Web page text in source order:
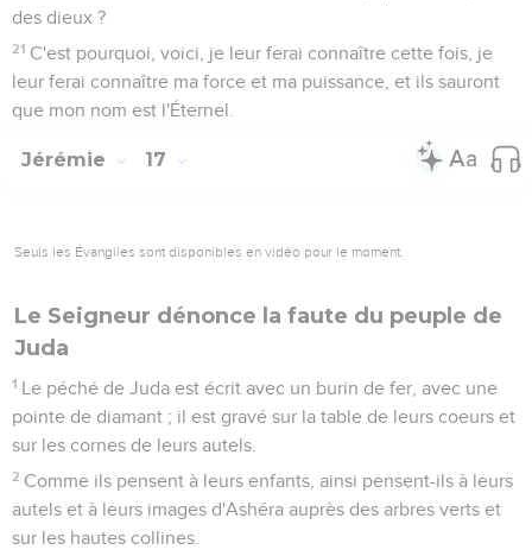
des dieux ?
21 C'est pourquoi, voici, je leur ferai connaître cette fois, je
leur ferai connaître ma force et ma puissance, et ils sauront
que mon nom est l'Éternel.
Jérémie 17
Seuls les Évangiles sont disponibles en vidéo pour le moment.
Le Seigneur dénonce la faute du peuple de
Juda
1 Le péché de Juda est écrit avec un burin de fer, avec une
pointe de diamant ; il est gravé sur la table de leurs coeurs et
sur les cornes de leurs autels.
2 Comme ils pensent à leurs enfants, ainsi pensent-ils à leurs
autels et à leurs images d'Ashéra auprès des arbres verts et
sur les hautes collines.